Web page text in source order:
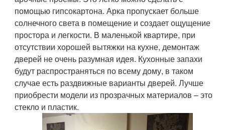
помощью гипсокартона. Арка пропускает больше
солнечного света в помещение и создает ощущение
простора и легкости. В маленькой квартире, при
отсутствии хорошей вытяжки на кухне, демонтаж
дверей не очень разумная идея. Кухонные запахи
будут распространяться по всему дому, в таком
случае есть раздвижные варианты дверей. Лучше
приобрести модели из прозрачных материалов – это
стекло и пластик.